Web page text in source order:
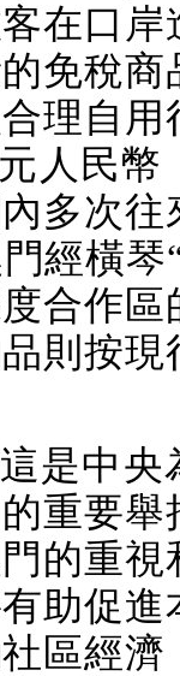
在口岸
免稅商
理自用
元人民幣
多次往
經橫琴
合作區
則按現
是中央
重要舉
的重視
助促進
區經濟